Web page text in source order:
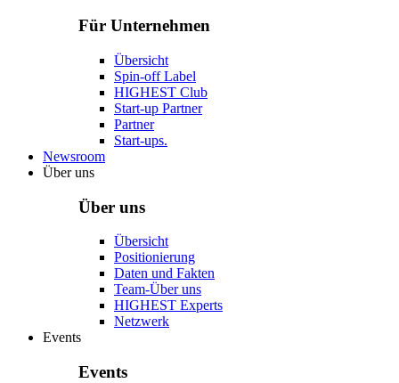
Für Unternehmen
Übersicht
Spin-off Label
HIGHEST Club
Start-up Partner
Partner
Start-ups.
Newsroom
Über uns
Über uns
Übersicht
Positionierung
Daten und Fakten
Team-Über uns
HIGHEST Experts
Netzwerk
Events
Events